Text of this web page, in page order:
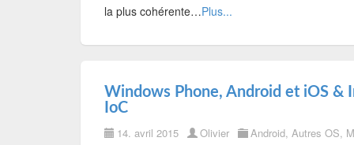
la plus cohérente…Plus...
Windows Phone, Android et iOS &
IoC
14. avril 2015 Olivier Android, Autres OS,